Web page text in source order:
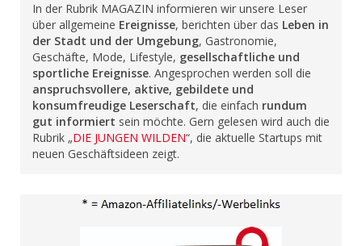
In der Rubrik MAGAZIN informieren wir unsere Leser
über allgemeine Ereignisse, berichten über das Leben in
der Stadt und der Umgebung, Gastronomie,
Geschäfte, Mode, Lifestyle, gesellschaftliche und
sportliche Ereignisse. Angesprochen werden soll die
anspruchsvollere, aktive, gebildete und
konsumfreudige Leserschaft, die einfach rundum
gut informiert sein möchte. Gern gelesen wird auch die
Rubrik „DIE JUNGEN WILDEN“, die aktuelle Startups mit
neuen Geschäftsideen zeigt.